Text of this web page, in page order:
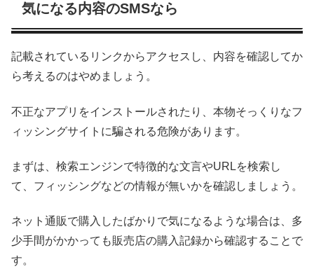
気になる内容のSMSなら
記載されているリンクからアクセスし、内容を確認してか
ら考えるのはやめましょう。
不正なアプリをインストールされたり、本物そっくりなフ
ィッシングサイトに騙される危険があります。
まずは、検索エンジンで特徴的な文言やURLを検索し
て、フィッシングなどの情報が無いかを確認しましょう。
ネット通販で購入したばかりで気になるような場合は、多
少手間がかかっても販売店の購入記録から確認することで
す。